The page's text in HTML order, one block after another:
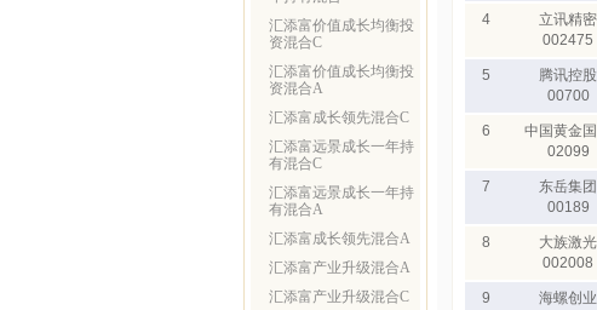
汇添富价值成长均衡投
资混合C
汇添富价值成长均衡投
资混合A
汇添富成长领先混合C
汇添富远景成长一年持
有混合C
汇添富远景成长一年持
有混合A
汇添富成长领先混合A
汇添富产业升级混合A
汇添富产业升级混合C
4
立讯精密
002475
5
腾讯控股
00700
6
中国黄金
02099
7
东岳集团
00189
8
大族激光
002008
9
海螺创业